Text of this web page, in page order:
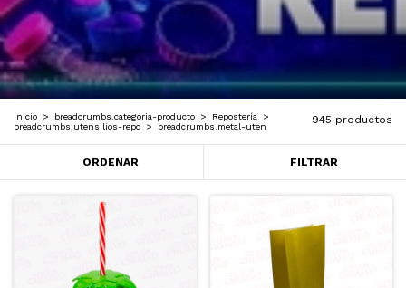
Inicio > breadcrumbs.categoria-producto > Repostería
>
breadcrumbs.utensilios-repo
> breadcrumbs.metal-uten
945 productos
ORDENAR FILTRAR